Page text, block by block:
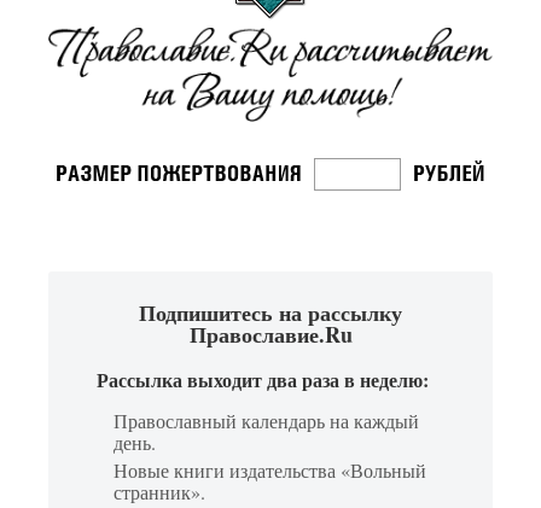
Подпишитесь на рассылку
Православие.Ru
Рассылка выходит два раза в неделю:
Православный календарь на каждый
день.
Новые книги издательства «Вольный
странник».